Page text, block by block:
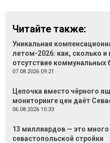
Читайте также:
Уникальная
летом-2026: как, сколько
отсутствие коммунальных
07.08.2026 09:21
Цепочка вместо чёрного
мониторинге цен даёт
06.08.2026 10:33
13 миллиардов — это
севастопольской стройки